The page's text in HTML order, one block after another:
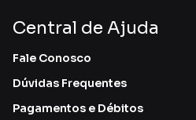
Central de Ajuda
Fale Conosco
Dúvidas Frequentes
Pagamentos e Débitos